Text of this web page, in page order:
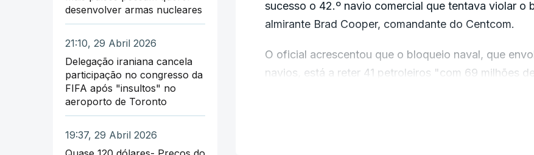
desenvolver armas nucleares
21:10, 29 Abril 2026
Delegação iraniana cancela
participação no congresso da
FIFA após "insultos" no
aeroporto de Toronto
19:37, 29 Abril 2026
sucesso o 42.º navio comercial que tentava violar o
almirante Brad Cooper, comandante do Centcom.
O oficial acrescentou que o bloqueio naval, que
navios, está a reter 41 petroleiros "com 69 milhões